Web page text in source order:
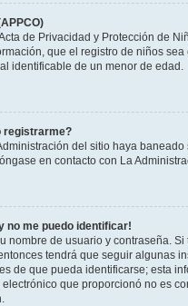
de Privacidad y Protección de
que el registro de niños
identificable de un menor de edad.
registrarme?
del sitio haya
en contacto con La
no me puedo identificar!
nombre de usuario y contraseña.
tendrá que seguir algunas
de que pueda identificarse; esta
que proporcionó no es